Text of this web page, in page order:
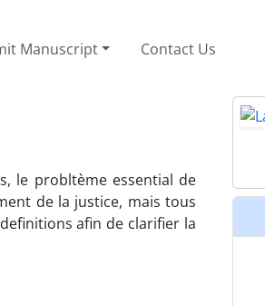
Manuscript Contact Us
le probltème essential de
de la justice, mais tous
afin de clarifier la